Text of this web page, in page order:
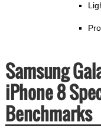
Samsung
iPhone 8
Benchmarks